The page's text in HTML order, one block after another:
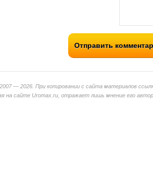
Отправить
— 2026. При копировании с сайта материалов
на сайте Uromax.ru, отражает лишь мнение его